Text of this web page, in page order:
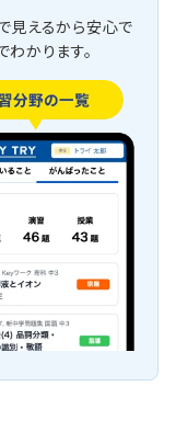
見えるから安心で
かります。